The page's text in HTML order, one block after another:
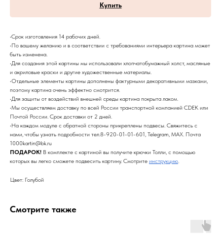
Купить
•Срок изготовления 14 рабочих дней.
•По вашему желанию и в соответствии с требованиями интерьера картина может
быть изменена.
•Для создания этой картины мы использовали хлопчатобумажный холст, масляные
и акриловые краски и другие художественные материалы.
•Отдельные элементы картины дополнены фактурными декоративными мазками,
поэтому картина очень эффектно смотрится.
•Для защиты от воздействий внешней среды картина покрыта лаком.
•Мы осуществляем доставку по всей России транспортной компанией CDEK или
Почтой России. Срок доставки от 2 дней.
•На каждом модуле с обратной стороны прикреплены подвесы. Свяжитесь с
нами, чтобы узнать подробности тел.8-920-01-01-601, Telegram, MAX. Почта
1000kartin@bk.ru
ПОДАРОК! В комплекте с картиной вы получите крючки Толли, с помощью
которых вы легко сможете подвесить картину. Смотрите инструкцию.
Цвет: Голубой
Смотрите также